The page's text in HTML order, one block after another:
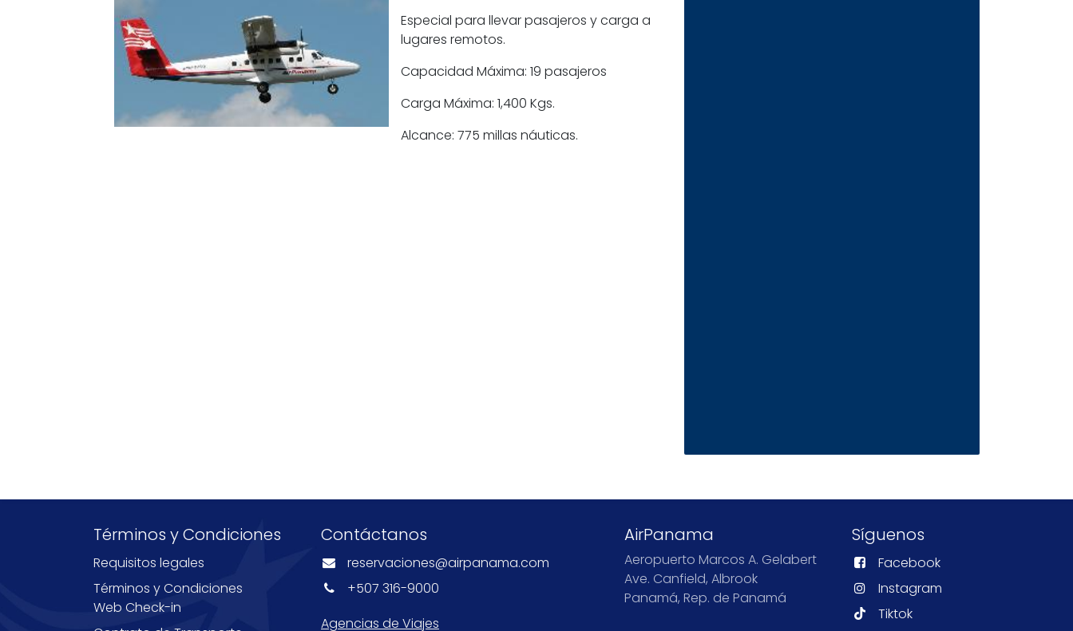
Especial para llevar pasajeros y carga a
lugares remotos.
Capacidad Máxima: 19 pasajeros
Carga Máxima: 1,400 Kgs.
Alcance: 775 millas náuticas.
Términos y Condiciones
Requisitos legales
Términos y Condiciones
Web Check-in
Contáctanos
reservaciones@airpanama.com
+507 316-9000
Agencias de Viajes
AirPanama
Aeropuerto Marcos A. Gelabert
Ave. Canfield, Albrook
Panamá, Rep. de Panamá
Síguenos
Facebook
Instagram
Tiktok